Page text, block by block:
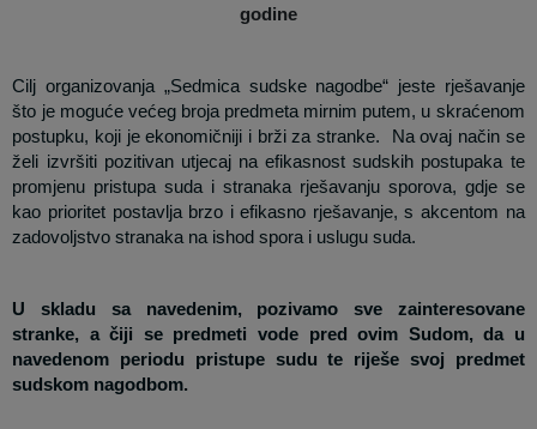
godine
Cilj organizovanja „Sedmica sudske nagodbe“ jeste rješavanje
što je moguće većeg broja predmeta mirnim putem, u skraćenom
postupku, koji je ekonomičniji i brži za stranke.
Na ovaj način se
želi izvršiti pozitivan utjecaj na efikasnost sudskih postupaka te
promjenu pristupa suda i stranaka rješavanju sporova, gdje se
kao prioritet postavlja brzo i efikasno rješavanje, s akcentom na
zadovoljstvo stranaka na ishod spora i uslugu suda.
U skladu sa navedenim, pozivamo sve zainteresovane
stranke, a čiji se predmeti vode pred ovim Sudom, da u
navedenom periodu pristupe sudu te riješe svoj predmet
sudskom nagodbom.